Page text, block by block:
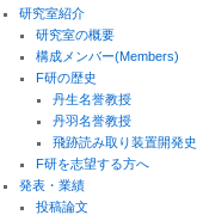
研究室紹介
研究室の概要
構成メンバー(Members)
F研の歴史
丹生名誉教授
丹羽名誉教授
飛跡読み取り装置開発史
F研を志望する方へ
発表・業績
投稿論文